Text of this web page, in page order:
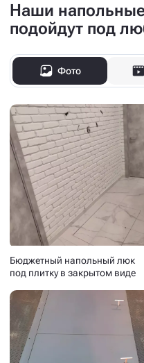
Наши
подойдут под
Фото
Бюджетный напольный люк
под плитку в закрытом виде